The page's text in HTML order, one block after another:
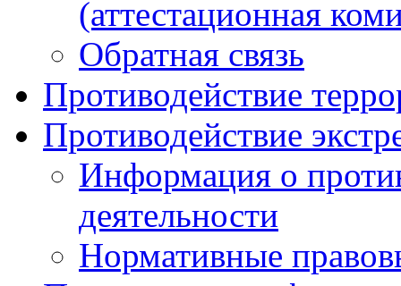
(аттестационная
Обратная связь
Противодействие
Противодействие
Информация о
деятельности
Нормативные